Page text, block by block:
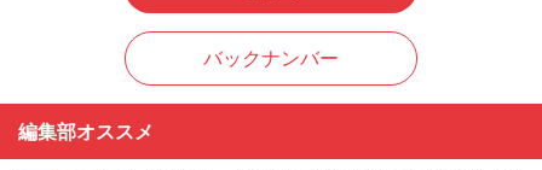
バックナンバー
編集部オススメ